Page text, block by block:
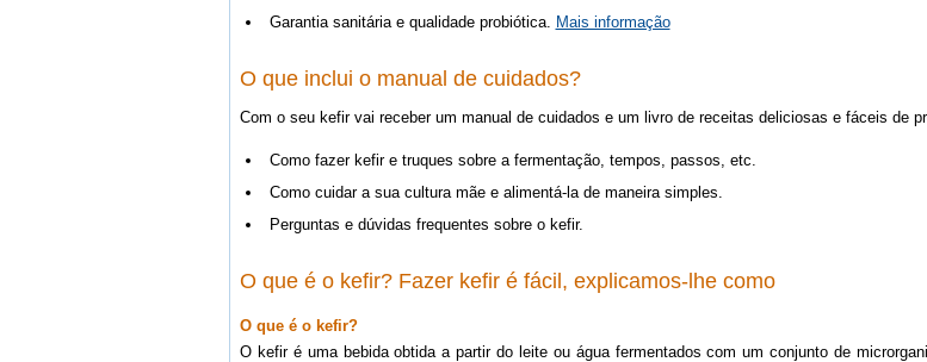
Garantia sanitária e qualidade probiótica. Mais informação
O que inclui o manual de cuidados?
Com o seu kefir vai receber um manual de cuidados e um livro de receitas deliciosas e fáceis de
Como fazer kefir e truques sobre a fermentação, tempos, passos, etc.
Como cuidar a sua cultura mãe e alimentá-la de maneira simples.
Perguntas e dúvidas frequentes sobre o kefir.
O que é o kefir? Fazer kefir é fácil, explicamos-lhe como
O que é o kefir?
O kefir é uma bebida obtida a partir do leite ou água fermentados com um conjunto de